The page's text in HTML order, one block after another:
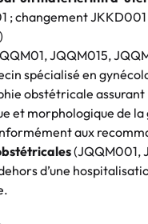
; changement
JQQM015,
spécialisé en
obstétricale assurant
et morphologique de la
aux
(JQQM001,
d’une